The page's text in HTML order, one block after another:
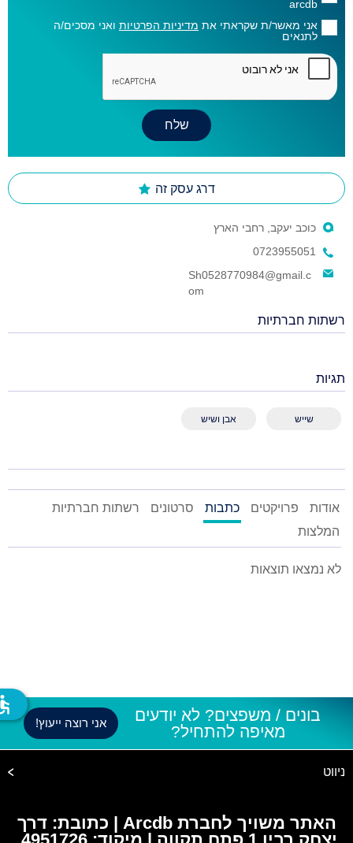
arcdb
אני מאשר/ת שקראתי את מדיניות הפרטיות ואני מסכים/ה
לתנאים
דרג עסק זה
כוכב יעקב, רחבי הארץ
0723955051
Sh0528770984@gmail.c
om
רשתות חברתיות
תגיות
שייש אבן ושיש
אודות פרויקטים כתבות סרטונים
רשתות חברתיות
המלצות
לא נמצאו תוצאות
בונים / משפצים? לא יודעים
מאיפה להתחיל?
אני רוצה ייעוץ!
ניווט
האתר משויך לחברת Arcdb | כתובת: דרך